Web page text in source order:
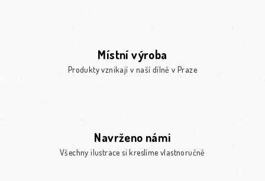
Místní výroba
Produkty vznikají v naší dílně v Praze
Navrženo námi
Všechny ilustrace si kreslíme vlastnoručně